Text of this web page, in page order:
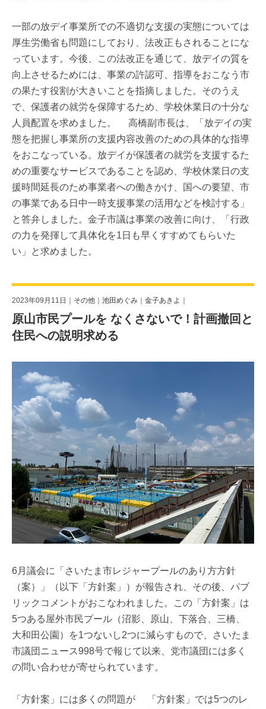
一部の放デイ事業所での不適切な支援の実態については
厚生労働省も問題にしており、法改正もされることにな
っています。今後、この法改正を通じて、放デイの質を
向上させるためには、事業の許認可、指導をおこなう市
の果たす役割が大きいことを指摘しました。そのうえ
で、保護者の就労を保障するため、学校休業日の十分な
人員配置を求めました。 高橋副市長は、「放デイの実
態を把握し事業所の支援内容改善のための具体的な指導
をおこなっている。放デイが保護者の就労を支援するた
めの重要なサービスであることを認め、学校休業日の支
援時間延長のため事業者への働きかけ、国への要望、市
の事業である日中一時支援事業の活用などを検討する」
と答弁しました。金子市議は事業の改善に向け、「行政
の力を発揮して具体化を1日も早くすすめてもらいた
い」と求めました。
2023年09月11日｜ その他 ｜ 池田めぐみ ｜ 金子あきよ ｜
原山市民プールを なくさないで！計画撤回と
住民への説明求める
6月議会に「さいたま市レジャープールのあり方方針
（案）」（以下「方針案」）が報告され、その後、パブ
リックコメントがおこなわれました。この「方針案」は
5つある屋外市民プール（沼影、原山、下落合、三橋、
大和田公園）を1つないし2つに減らすもので、さいたま
市議団ニュース998号で報じて以来、党市議団には多く
の問い合わせが寄せられています。
「方針案」には多くの問題が 「方針案」では5つのレ